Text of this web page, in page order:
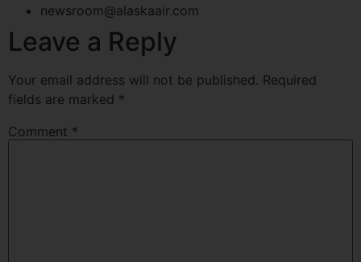
newsroom@alaskaair.com
Leave a Reply
Your email address will not be published. Required
fields are marked *
Comment *